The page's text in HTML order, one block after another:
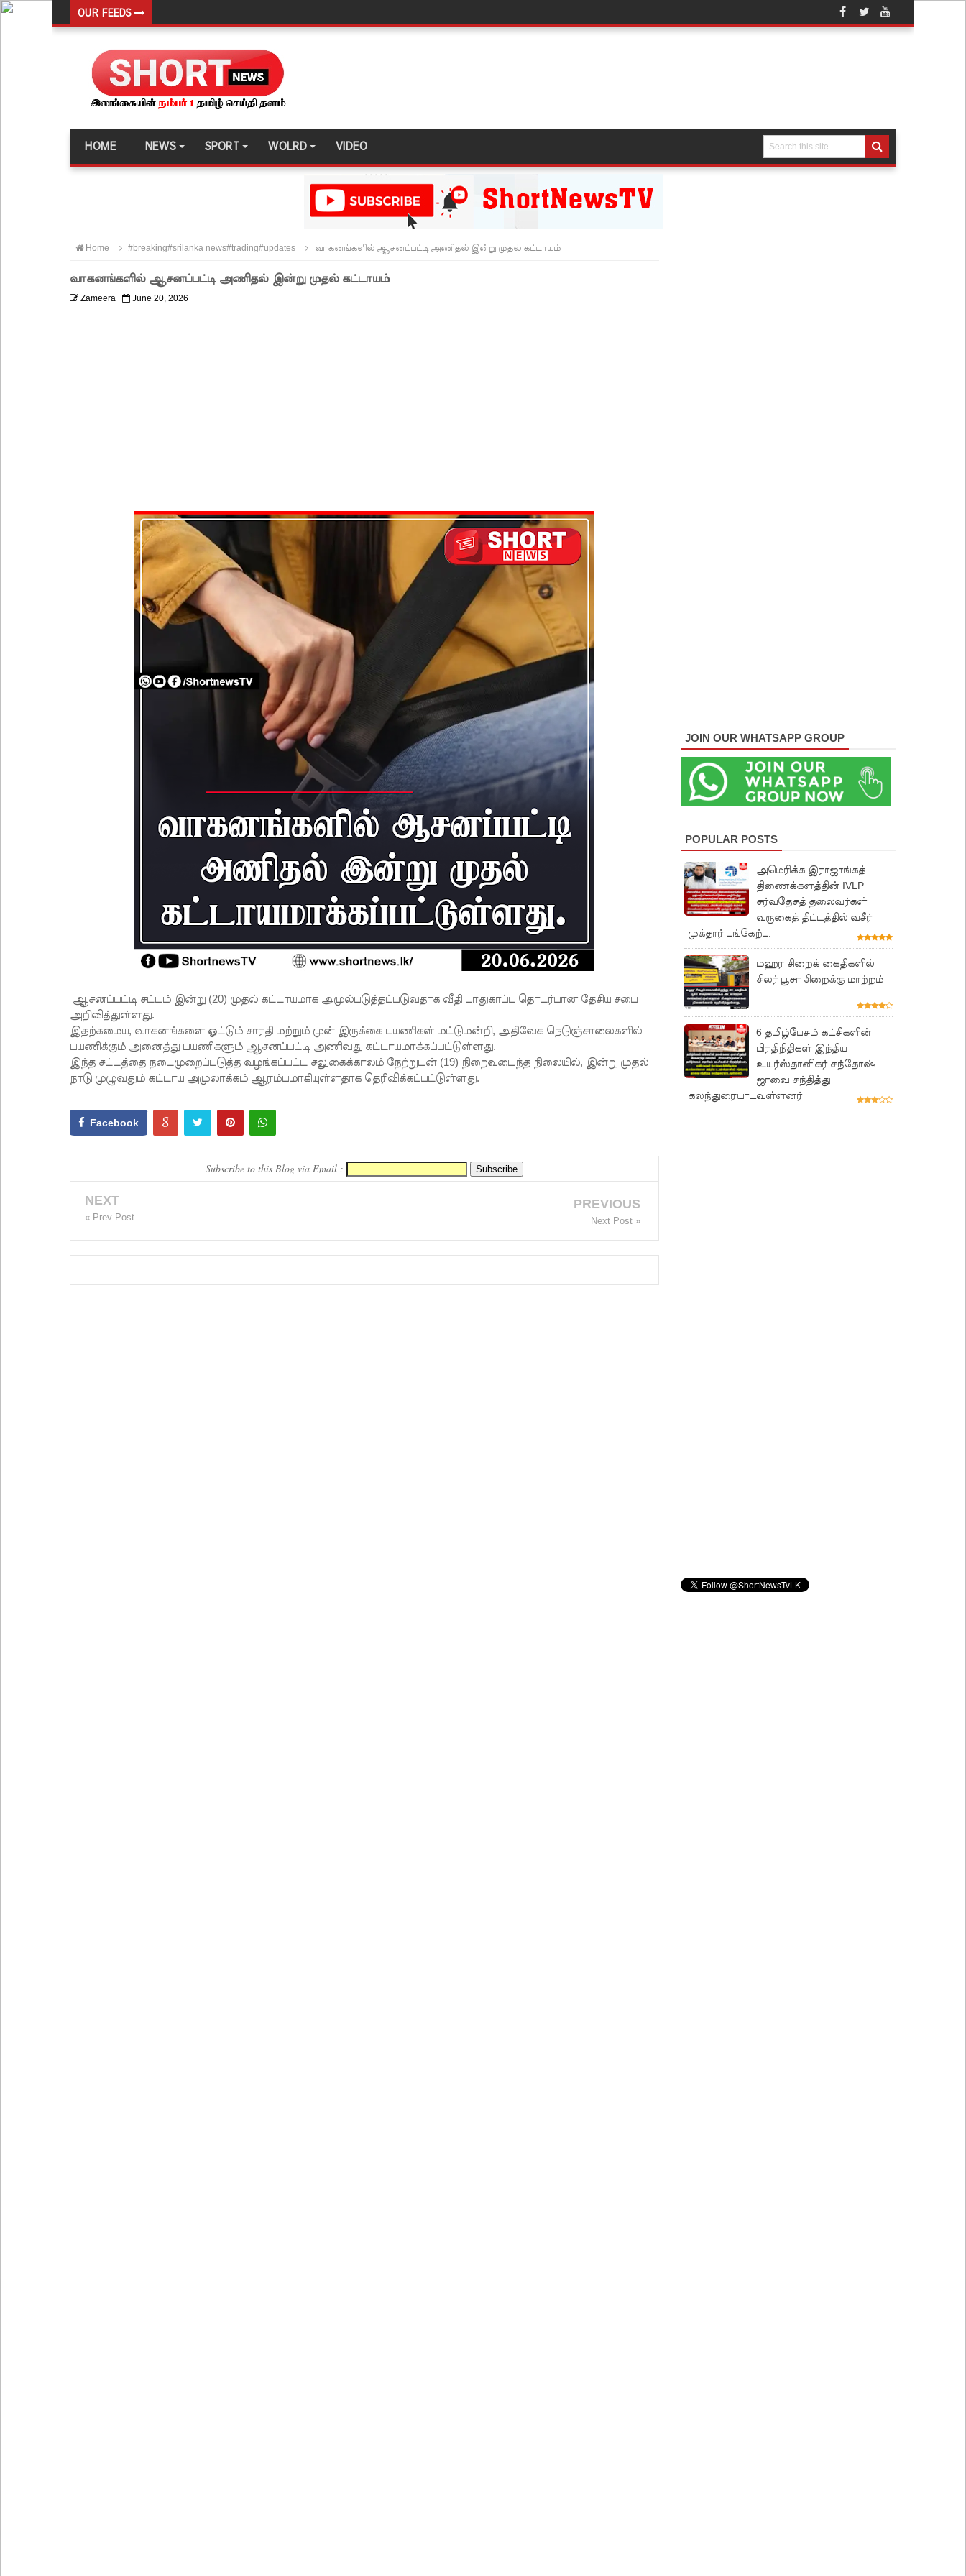
OUR FEEDS
பள்ளஞ்சேனை சிறையில் பதற்றம்: கைதிகள் கூரையில் ஏறி போராட்டம்
குருவிட்ட சிறையின் பதற்றம் கட்டுப்பாட்டுக்குள் வந்தது!
மீனவர்கள் விடுதலை கோரி ஜெய்சங்கருக்கு விஜய் கடிதம்!
இரு ஆண்டுகள் இலக்கு நிர்ணயிக்கப்பட்ட டெங்கு ஒழிப்பு வேலைத்திட்டம் - அமைச்சர் நளிந்த ஜயதிஸ்ஸ!
சுகாதார உதவியாளர் நியமனங்களில் சுகாதார தொண்டர்களையும் உள்வாங்கவும் - உதுமா லெப்பை MP!
HOME NEWS SPORT WOLRD VIDEO
Home #breaking#srilanka news#trading#updates வாகனங்களில் ஆசனப்பட்டி அணிதல் இன்று முதல் கட்டாயம்
வாகனங்களில் ஆசனப்பட்டி அணிதல் இன்று முதல் கட்டாயம்
Zameera June 20, 2026
ஆசனப்பட்டி சட்டம் இன்று (20) முதல் கட்டாயமாக அமுல்படுத்தப்படுவதாக வீதி பாதுகாப்பு தொடர்பான தேசிய சபை
அறிவித்துள்ளது.
இதற்கமைய, வாகனங்களை ஓட்டும் சாரதி மற்றும் முன் இருக்கை பயணிகள் மட்டுமன்றி, அதிவேக நெடுஞ்சாலைகளில்
பயணிக்கும் அனைத்து பயணிகளும் ஆசனப்பட்டி அணிவது கட்டாயமாக்கப்பட்டுள்ளது.
இந்த சட்டத்தை நடைமுறைப்படுத்த வழங்கப்பட்ட சலுகைக்காலம் நேற்றுடன் (19) நிறைவடைந்த நிலையில், இன்று முதல்
நாடு முழுவதும் கட்டாய அமுலாக்கம் ஆரம்பமாகியுள்ளதாக தெரிவிக்கப்பட்டுள்ளது.
Facebook
Subscribe to this Blog via Email :
NEXT
« Prev Post
PREVIOUS
Next Post »
JOIN OUR WHATSAPP GROUP
POPULAR POSTS
அமெரிக்க இராஜாங்கத்
திணைக்களத்தின் IVLP
சர்வதேசத் தலைவர்கள்
வருகைத் திட்டத்தில் வசீர்
முக்தார் பங்கேற்பு.
மஹர சிறைக் கைதிகளில்
சிலர் பூசா சிறைக்கு மாற்றம்
6 தமிழ்பேசும் கட்சிகளின்
பிரதிநிதிகள் இந்திய
உயர்ஸ்தானிகர் சந்தோஷ்
ஜாவை சந்தித்து
கலந்துரையாடவுள்ளனர்